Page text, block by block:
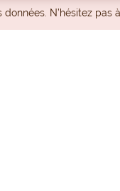
N’hésitez pas